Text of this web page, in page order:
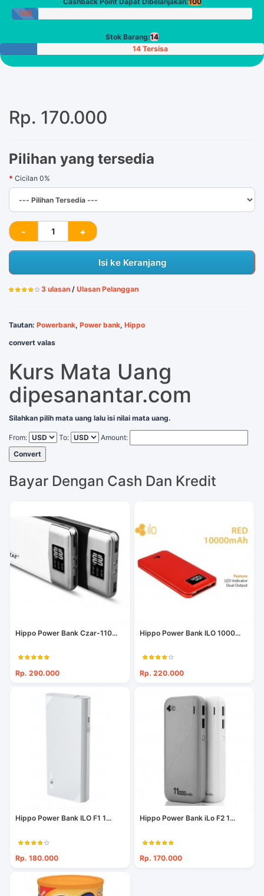
100
Stok Barang:14
14 Tersisa
Rp. 170.000
Pilihan yang tersedia
Cicilan 0%
Isi ke Keranjang
3 ulasan / Ulasan Pelanggan
Tautan: Powerbank, Power bank, Hippo
convert valas
Kurs Mata Uang
dipesanantar.com
Silahkan pilih mata uang lalu isi nilai mata uang.
From: To:
Amount:
Convert
Bayar Dengan Cash Dan Kredit
Hippo Power Bank Czar-110...
Rp. 290.000
Hippo Power Bank ILO 1000...
Rp. 220.000
Hippo Power Bank ILO F1 1...
Rp. 180.000
Hippo Power Bank iLo F2 1...
Rp. 170.000